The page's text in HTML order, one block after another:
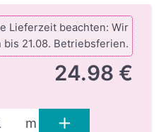
Lieferzeit beachten: Wir
bis 21.08. Betriebsferien.
24.98 €
m